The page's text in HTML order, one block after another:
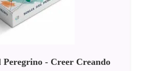
Peregrino - Creer Creando